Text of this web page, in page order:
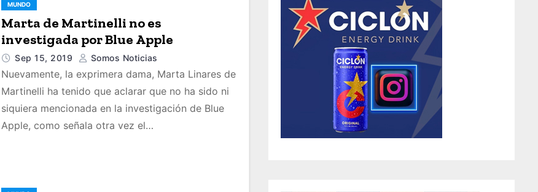
MUNDO
Marta de Martinelli no es
investigada por Blue Apple
Sep 15, 2019 Somos Noticias
Nuevamente, la exprimera dama, Marta Linares de
Martinelli ha tenido que aclarar que no ha sido ni
siquiera mencionada en la investigación de Blue
Apple, como señala otra vez el…